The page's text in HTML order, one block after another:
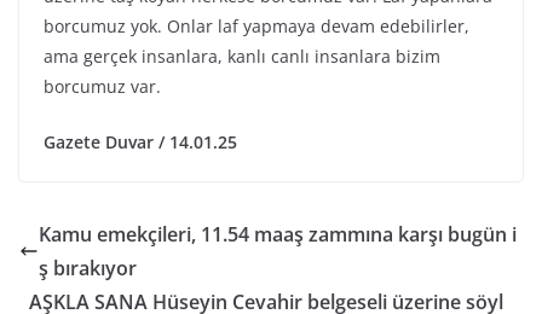
borcumuz yok. Onlar laf yapmaya devam edebilirler,
ama gerçek insanlara, kanlı canlı insanlara bizim
borcumuz var.
Gazete Duvar / 14.01.25
Kamu emekçileri, 11.54 maaş zammına karşı bugün i
ş bırakıyor
AŞKLA SANA Hüseyin Cevahir belgeseli üzerine söyl